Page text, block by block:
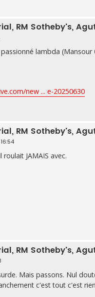
RM Sotheby's,
lambda (Mansour
new ... e-20250630
RM Sotheby's,
JAMAIS avec.
RM Sotheby's,
Mais passons. Nul
c'est tout c'est